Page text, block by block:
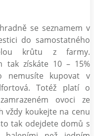
se seznamem v
do samostatného
krůtu z farmy.
tak získáte 10 – 15%
kupovat v
Totéž platí o
ovoci ze
vždy koukejte na cenu
tak odejdete domů s